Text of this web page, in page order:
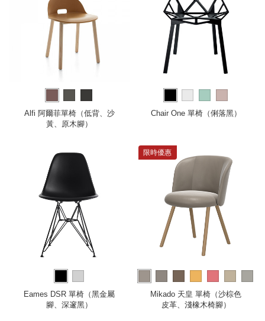
Alfi 阿爾菲單椅（低背、沙
黃、原木腳）
Chair One 單椅（俐落黑）
Eames DSR 單椅（黑金屬
腳、深邃黑）
限時優惠
more
Mikado 天皇 單椅（沙棕色
皮革、淺橡木椅腳）